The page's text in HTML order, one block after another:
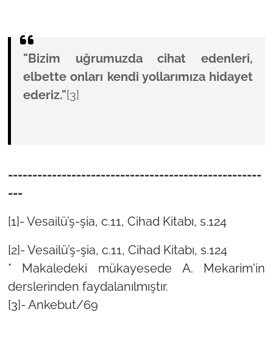
"Bizim uğrumuzda cihat edenleri,
elbette onları kendi yollarımıza hidayet
ederiz."[3]
----------------------------------------------------
---
[1]- Vesailü’ş-şia, c.11, Cihad Kitabı, s.124
[2]- Vesailü’ş-şia, c.11, Cihad Kitabı, s.124
* Makaledeki mükayesede A. Mekarim'in
derslerinden faydalanılmıştır.
[3]- Ankebut/69